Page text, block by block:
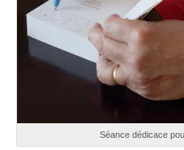
Séance dédicace